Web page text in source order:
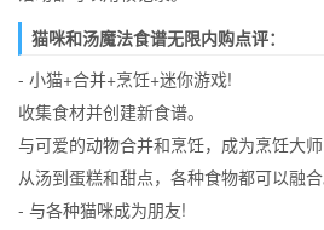
猫咪和汤魔法食谱无限内购点评：
- 小猫+合并+烹饪+迷你游戏!
收集食材并创建新食谱。
与可爱的动物合并和烹饪，成为烹饪大
从汤到蛋糕和甜点，各种食物都可以融合
- 与各种猫咪成为朋友!